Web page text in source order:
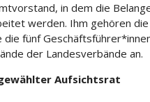
in dem die
werden. Ihm gehören
die fünf
der Landesverbände an.
Aufsichtsrat